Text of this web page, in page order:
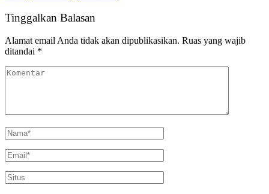
Tinggalkan Balasan
Alamat email Anda tidak akan dipublikasikan. Ruas yang wajib
ditandai *